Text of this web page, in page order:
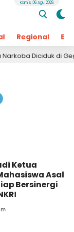
Regional
Kamis, 06 Agu 2026
Diciduk di Geger
Ketua
Asal
Bersinergi